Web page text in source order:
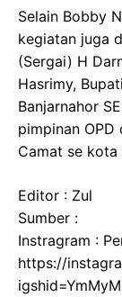
Selain Bobby
kegiatan juga
(Sergai) H
Hasrimy,
Banjarnahor
pimpinan
Camat se kota
Editor : Zul
Sumber :
Instragram :
https://